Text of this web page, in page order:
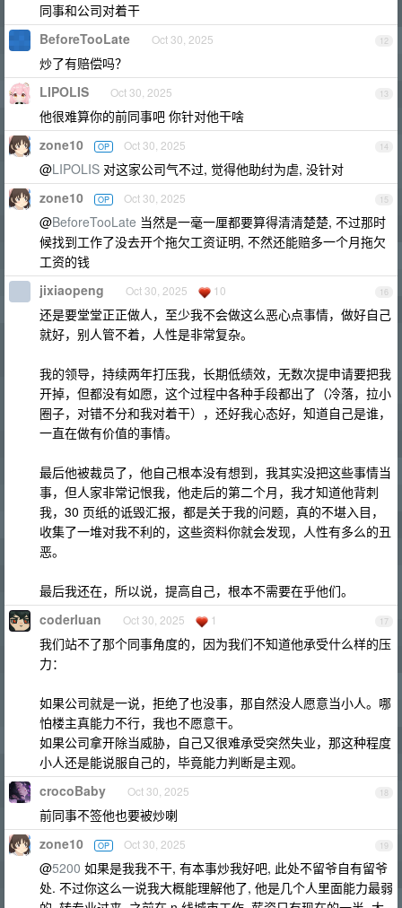
同事和公司对着干
12
BeforeTooLate Oct 30, 2025
炒了有赔偿吗？
13
LIPOLIS Oct 30, 2025
他很难算你的前同事吧 你针对他干啥
14
zone10 OP Oct 30, 2025
@LIPOLIS 对这家公司气不过, 觉得他助纣为虐, 没针对
15
zone10 OP Oct 30, 2025
@BeforeTooLate 当然是一毫一厘都要算得清清楚楚, 不过那时
候找到工作了没去开个拖欠工资证明, 不然还能赔多一个月拖欠
工资的钱
16
jixiaopeng Oct 30, 2025 10
还是要堂堂正正做人，至少我不会做这么恶心点事情，做好自己
就好，别人管不着，人性是非常复杂。
我的领导，持续两年打压我，长期低绩效，无数次提申请要把我
开掉，但都没有如愿，这个过程中各种手段都出了（冷落，拉小
圈子，对错不分和我对着干），还好我心态好，知道自己是谁，
一直在做有价值的事情。
最后他被裁员了，他自己根本没有想到，我其实没把这些事情当
事，但人家非常记恨我，他走后的第二个月，我才知道他背刺
我，30 页纸的诋毁汇报，都是关于我的问题，真的不堪入目，
收集了一堆对我不利的，这些资料你就会发现，人性有多么的丑
恶。
最后我还在，所以说，提高自己，根本不需要在乎他们。
17
coderluan Oct 30, 2025 1
我们站不了那个同事角度的，因为我们不知道他承受什么样的压
力：
如果公司就是一说，拒绝了也没事，那自然没人愿意当小人。哪
怕楼主真能力不行，我也不愿意干。
如果公司拿开除当威胁，自己又很难承受突然失业，那这种程度
小人还是能说服自己的，毕竟能力判断是主观。
18
crocoBaby Oct 30, 2025
前同事不签他也要被炒喇
19
zone10 OP Oct 30, 2025
@5200 如果是我我不干, 有本事炒我好吧, 此处不留爷自有留爷
处. 不过你这么一说我大概能理解他了, 他是几个人里面能力最弱